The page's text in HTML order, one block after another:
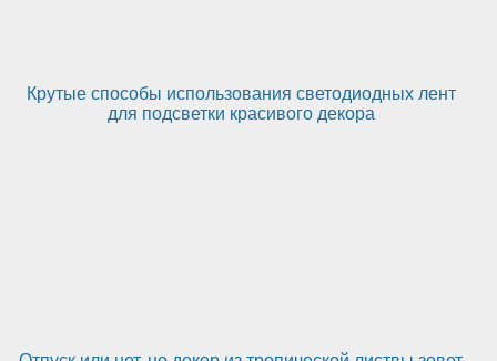
Крутые способы использования светодиодных лент
для подсветки красивого декора